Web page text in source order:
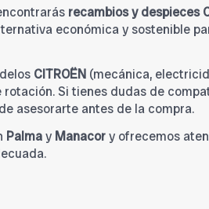
recambios y despieces
económica y sostenible
CITROËN (mecánica,
Si tienes dudas de
asesorarte antes de la compra.
Palmay Manacory ofrecemos